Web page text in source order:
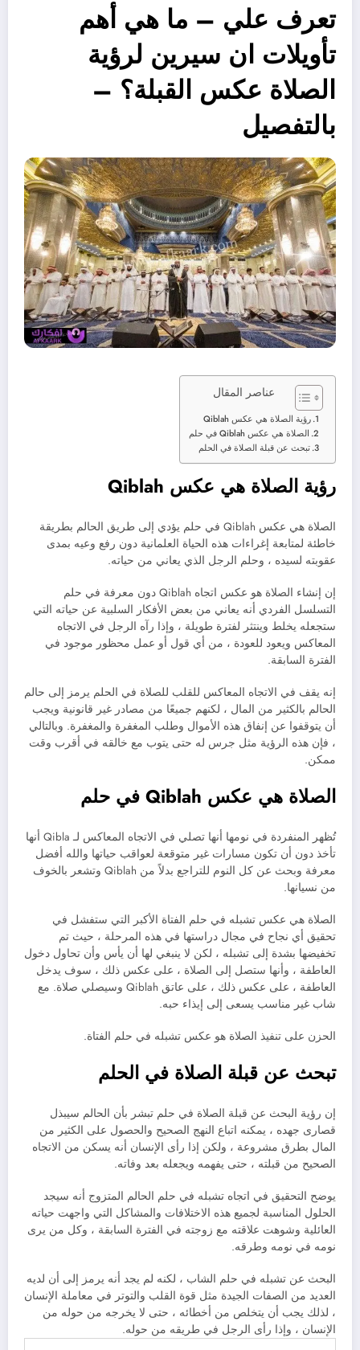
تعرف علي – ما هي أهم
تأويلات ان سيرين لرؤية
الصلاة عكس القبلة؟ –
بالتفصيل
عناصر المقال
رؤية الصلاة هي عكس Qiblah
الصلاة هي عكس Qiblah في حلم
تبحث عن قبلة الصلاة في الحلم
رؤية الصلاة هي عكس Qiblah
الصلاة هي عكس Qiblah في حلم يؤدي إلى طريق الحالم بطريقة
خاطئة لمتابعة إغراءات هذه الحياة العلمانية دون رفع وعيه بمدى
عقوبته لسيده ، وحلم الرجل الذي يعاني من حياته.
إن إنشاء الصلاة هو عكس اتجاه Qiblah دون معرفة في حلم
التسلسل الفردي أنه يعاني من بعض الأفكار السلبية عن حياته التي
ستجعله يخلط وينتثر لفترة طويلة ، وإذا رآه الرجل في الاتجاه
المعاكس ويعود للعودة ، من أي قول أو عمل محظور موجود في
الفترة السابقة.
إنه يقف في الاتجاه المعاكس للقلب للصلاة في الحلم يرمز إلى حالم
الحالم بالكثير من المال ، لكنهم جميعًا من مصادر غير قانونية ويجب
أن يتوقفوا عن إنفاق هذه الأموال وطلب المغفرة والمغفرة. وبالتالي
، فإن هذه الرؤية مثل جرس له حتى يتوب مع خالقه في أقرب وقت
ممكن.
الصلاة هي عكس Qiblah في حلم
تُظهر المنفردة في نومها أنها تصلي في الاتجاه المعاكس لـ Qibla أنها
تأخذ دون أن تكون مسارات غير متوقعة لعواقب حياتها والله أفضل
معرفة وبحث عن كل النوم للتراجع بدلاً من Qiblah وتشعر بالخوف
من نسيانها.
الصلاة هي عكس تشبله في حلم الفتاة الأكبر التي ستفشل في
تحقيق أي نجاح في مجال دراستها في هذه المرحلة ، حيث تم
تخفيضها بشدة إلى تشبله ، لكن لا ينبغي لها أن يأس وأن تحاول دخول
العاطفة ، وأنها ستصل إلى الصلاة ، على عكس ذلك ، سوف يدخل
العاطفة ، على عكس ذلك ، على عاتق Qiblah وسيصلي صلاة. مع
شاب غير مناسب يسعى إلى إيذاء حبه.
الحزن على تنفيذ الصلاة هو عكس تشبله في حلم الفتاة.
تبحث عن قبلة الصلاة في الحلم
إن رؤية البحث عن قبلة الصلاة في حلم تبشر بأن الحالم سيبذل
قصارى جهده ، يمكنه اتباع النهج الصحيح والحصول على الكثير من
المال بطرق مشروعة ، ولكن إذا رأى الإنسان أنه يسكن من الاتجاه
الصحيح من قبلته ، حتى يفهمه ويجعله بعد وفاته.
يوضح التحقيق في اتجاه تشبله في حلم الحالم المتزوج أنه سيجد
الحلول المناسبة لجميع هذه الاختلافات والمشاكل التي واجهت حياته
العائلية وشوهت علاقته مع زوجته في الفترة السابقة ، وكل من يرى
نومه في نومه وطرقه.
البحث عن تشبله في حلم الشاب ، لكنه لم يجد أنه يرمز إلى أن لديه
العديد من الصفات الجيدة مثل قوة القلب والتوتر في معاملة الإنسان
، لذلك يجب أن يتخلص من أخطائه ، حتى لا يخرجه من حوله من
الإنسان ، وإذا رأى الرجل في طريقه من حوله.